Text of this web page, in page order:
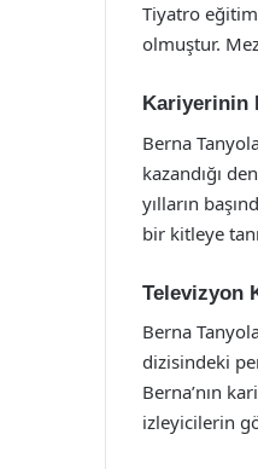
Tiyatro
olmuştur.
Kariyerinin
Berna
kazandığı
yılların
bir kitleye
Televizyon
Berna
dizisindeki
Berna’nın
izleyicilerin